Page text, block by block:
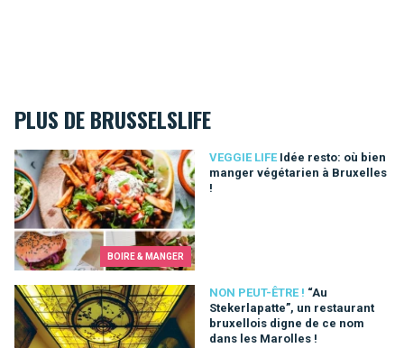
PLUS DE BRUSSELSLIFE
BOIRE & MANGER
VEGGIE LIFE Idée resto: où bien
manger végétarien à Bruxelles
!
Idée resto: où bien manger végétarien à Bruxelles !
NON PEUT-ÊTRE ! “Au
Stekerlapatte”, un restaurant
bruxellois digne de ce nom
dans les Marolles !
“Au Stekerlapatte”, un restaurant bruxellois digne de ce nom